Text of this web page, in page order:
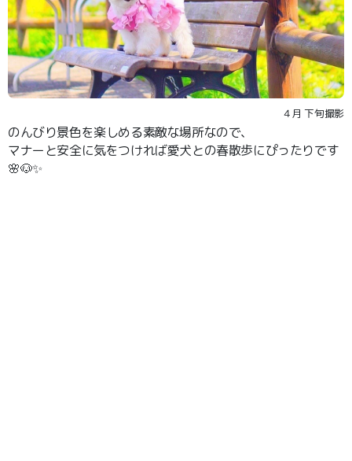
４月 下旬撮影
のんびり景色を楽しめる素敵な場所なので、
マナーと安全に気をつければ愛犬との春散歩にぴったりです
🌸🐶✨